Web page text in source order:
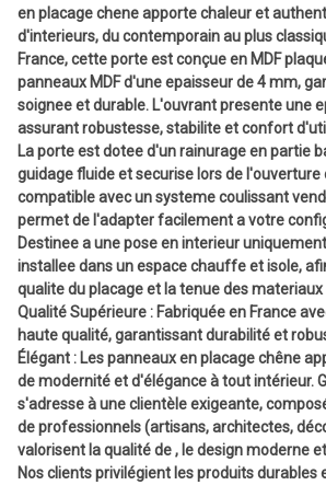
en placage chene apporte chaleur et
d'interieurs, du contemporain au plus
France, cette porte est conçue en MDF
panneaux MDF d'une epaisseur de 4 mm,
soignee et durable. L'ouvrant presente une
assurant robustesse, stabilite et confort
La porte est dotee d'un rainurage en partie
guidage fluide et securise lors de l'ouverture
compatible avec un systeme coulissant
permet de l'adapter facilement a votre
Destinee a une pose en interieur
installee dans un espace chauffe et isole,
qualite du placage et la tenue des
Qualité Supérieure : Fabriquée en France
haute qualité, garantissant durabilité et
Élégant : Les panneaux en placage chêne
de modernité et d'élégance à tout intérieur.
s'adresse à une clientèle exigeante,
de professionnels (artisans, architectes,
valorisent la qualité de , le design moderne
Nos clients privilégient les produits durables